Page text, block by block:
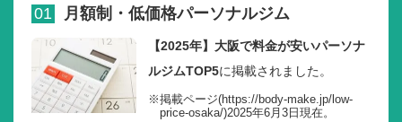
01 月額制・低価格パーソナルジム
【2025年】大阪で料金が安いパーソナ
ルジムTOP5に掲載されました。
※掲載ページ(https://body-make.jp/low-
price-osaka/)2025年6月3日現在。